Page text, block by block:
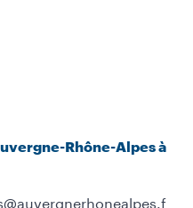
Rhône-Alpes à